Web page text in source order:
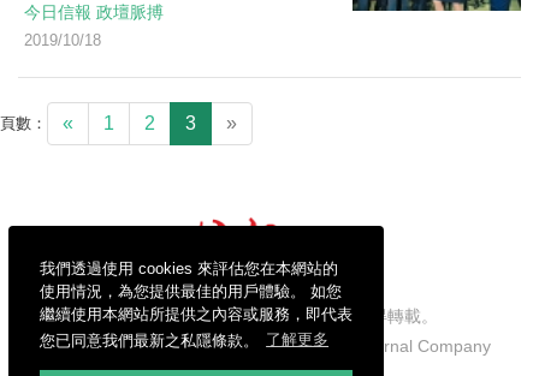
我們透過使用 cookies 來評估您在本網站的
使用情況，為您提供最佳的用戶體驗。 如您
繼續使用本網站所提供之內容或服務，即代表
您已同意我們最新之私隱條款。
了解更多
今日信報 政壇脈搏
2019/10/18
頁數： « 1 2 3 »
信報財經新聞有限公司版權所有，不得轉載。
Copyright © 2026 Hong Kong Economic Journal Company